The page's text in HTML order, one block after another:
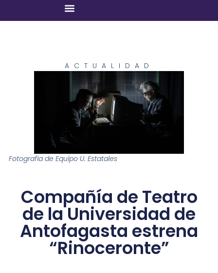
ACTUALIDAD
Fotografía de Equipo U. Estatales
Compañía de Teatro
de la Universidad de
Antofagasta estrena
“Rinoceronte”